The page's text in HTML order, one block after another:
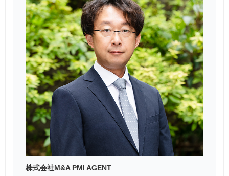
株式会社M&A PMI AGENT